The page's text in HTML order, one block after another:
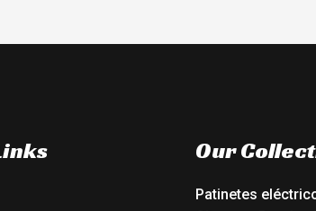
Our
Patinetes